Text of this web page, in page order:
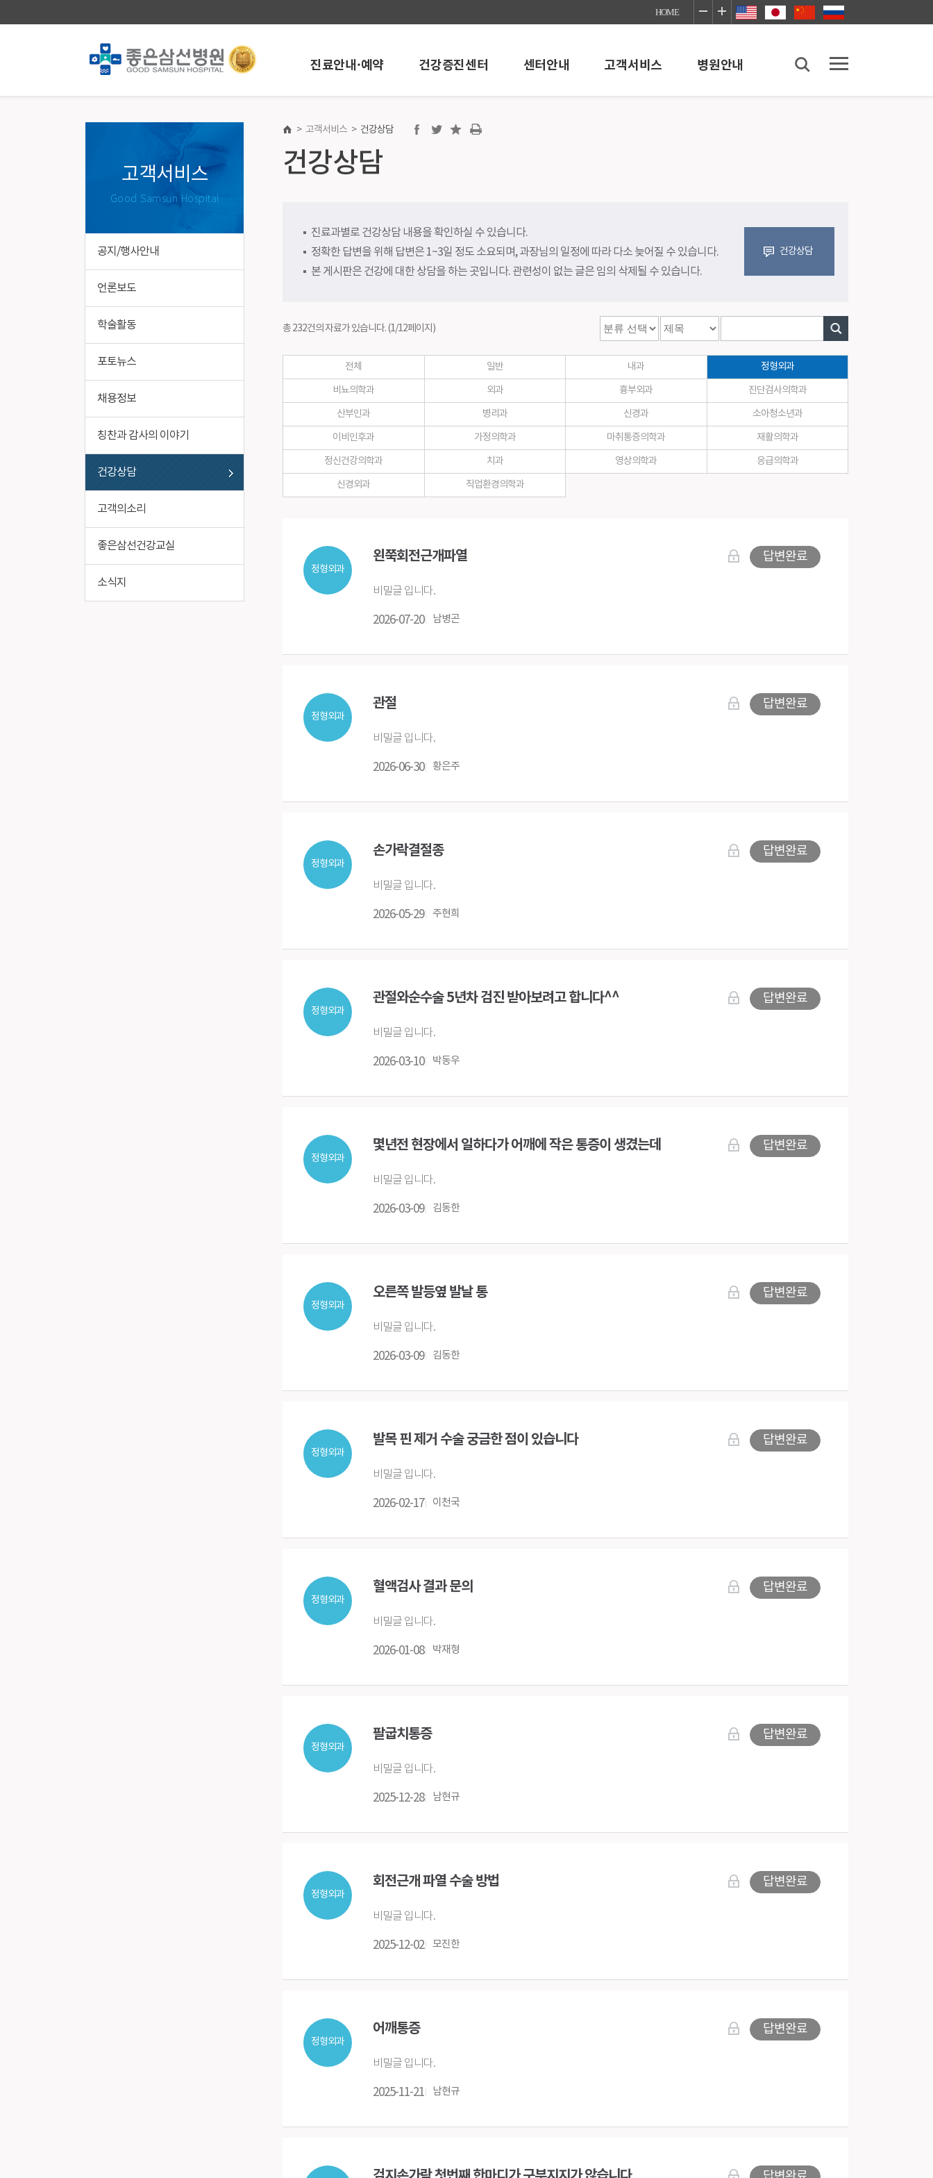
HOME
진료안내·예약
진료과/의료진
첫 방문 간편예약
진료/입퇴원안내
비급여진료비
건강증진센터
건강증진센터
건강증진센터
특수건강검진
센터안내
센터안내
인공관절센터
재활치료센터
응급의료센터
위 · 대장 수술센터
고객서비스
칭찬과 감사의 이야기
건강상담
좋은삼선건강교실
병원안내
감염예방안내
진료협력센터
고객서비스
Good Samsun Hospital
공지/행사안내
언론보도
학술활동
포토뉴스
채용정보
칭찬과 감사의 이야기
건강상담
고객의소리
좋은삼선건강교실
소식지
> 고객서비스 > 건강상담
건강상담
진료과별로 건강상담 내용을 확인하실 수 있습니다.
정확한 답변을 위해 답변은 1~3일 정도 소요되며, 과장님의 일정에 따라 다소 늦어질 수 있습니다.
본 게시판은 건강에 대한 상담을 하는 곳입니다. 관련성이 없는 글은 임의 삭제될 수 있습니다.
건강상담
총 232건의 자료가 있습니다. (1/12페이지)
전체 일반 내과 정형외과
비뇨의학과 외과 흉부외과 진단검사의학과
산부인과 병리과 신경과 소아청소년과
이비인후과 가정의학과 마취통증의학과 재활의학과
정신건강의학과 치과 영상의학과 응급의학과
신경외과 직업환경의학과
정형외과
왼쭉회전근개파열 답변완료
비밀글 입니다.
2026-07-20 남병곤
정형외과
관절 답변완료
비밀글 입니다.
2026-06-30 황은주
정형외과
손가락결절종 답변완료
비밀글 입니다.
2026-05-29 주현희
정형외과
관절와순수술 5년차 검진 받아보려고 합니다^^ 답변완료
비밀글 입니다.
2026-03-10 박동우
정형외과
몇년전 현장에서 일하다가 어깨에 작은 통증이 생겼는데 답변완료
비밀글 입니다.
2026-03-09 김동한
정형외과
오른쪽 발등옆 발날 통 답변완료
비밀글 입니다.
2026-03-09 김동한
정형외과
발목 핀 제거 수술 궁금한 점이 있습니다 답변완료
비밀글 입니다.
2026-02-17 이천국
정형외과
혈액검사 결과 문의 답변완료
비밀글 입니다.
2026-01-08 박재형
정형외과
팔굽치통증 답변완료
비밀글 입니다.
2025-12-28 남현규
정형외과
회전근개 파열 수술 방법 답변완료
비밀글 입니다.
2025-12-02 모진한
정형외과
어깨통증 답변완료
비밀글 입니다.
2025-11-21 남현규